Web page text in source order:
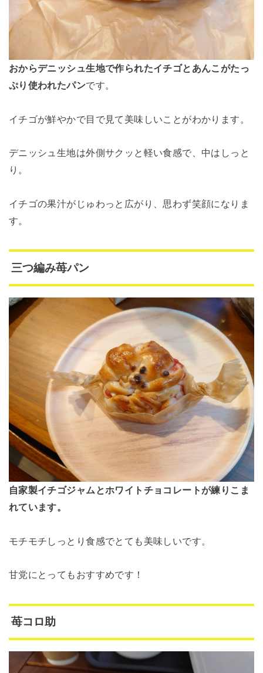
おからデニッシュ生地で作られたイチゴとあんこがたっ
ぷり使われたパンです。
イチゴが鮮やかで目で見て美味しいことがわかります。
デニッシュ生地は外側サクッと軽い食感で、中はしっと
り。
イチゴの果汁がじゅわっと広がり、思わず笑顔になりま
す。
三つ編み苺パン
自家製イチゴジャムとホワイトチョコレートが練りこま
れています。
モチモチしっとり食感でとても美味しいです。
甘党にとってもおすすめです！
苺コロ助